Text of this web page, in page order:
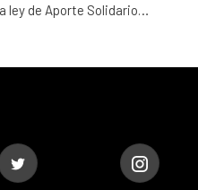
de Aporte Solidario…